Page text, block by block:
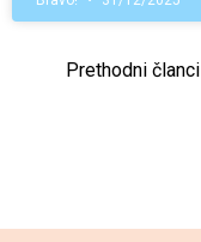
Prethodni članci